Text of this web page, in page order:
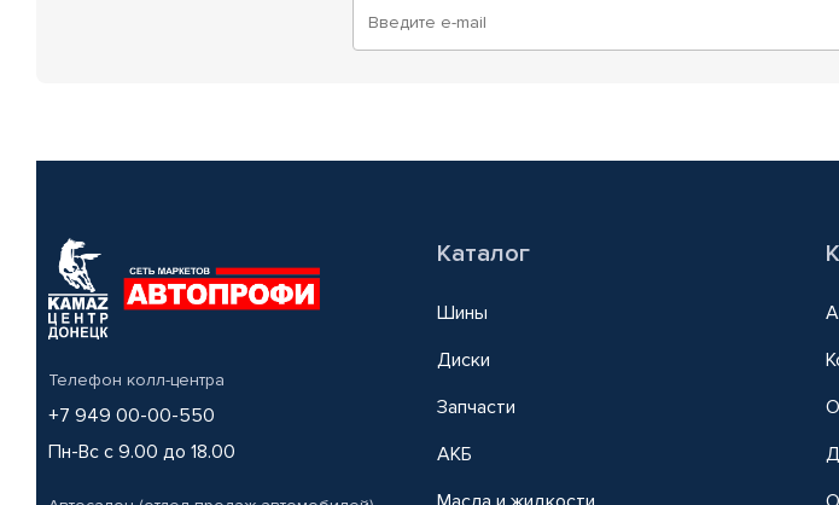
Телефон колл-центра
+7 949 00-00-550
Пн-Вс с 9.00 до 18.00
Каталог
Шины
Диски
Запчасти
АКБ